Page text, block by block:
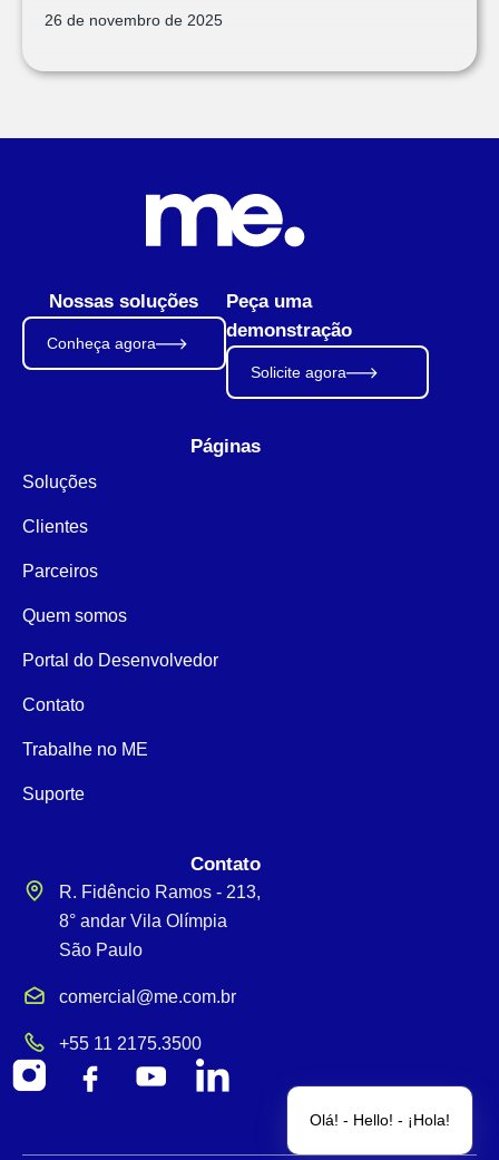
26 de novembro de 2025
Nossas soluções
Conheça agora
Peça uma
demonstração
Solicite agora
Páginas
Soluções
Clientes
Parceiros
Quem somos
Portal do Desenvolvedor
Contato
Trabalhe no ME
Suporte
Contato
R. Fidêncio Ramos - 213,
8° andar Vila Olímpia
São Paulo
comercial@me.com.br
+55 11 2175.3500
Olá! - Hello! - ¡Hola!